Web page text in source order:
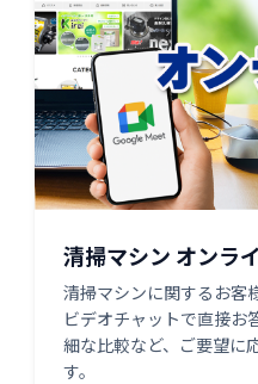
清掃マシン オンラ
清掃マシンに関するお客
ビデオチャットで直接お
細な比較など、ご要望に
す。